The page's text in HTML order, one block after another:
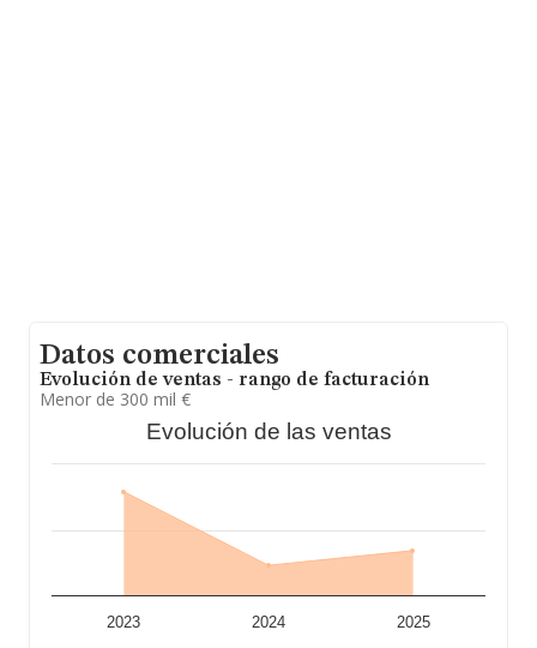
Datos comerciales
Evolución de ventas - rango de facturación
Menor de 300 mil €
Evolución de las ventas
2023 2024 2025